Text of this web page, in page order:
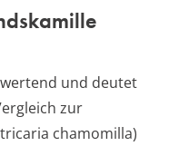
und deutet
zur
chamomilla)